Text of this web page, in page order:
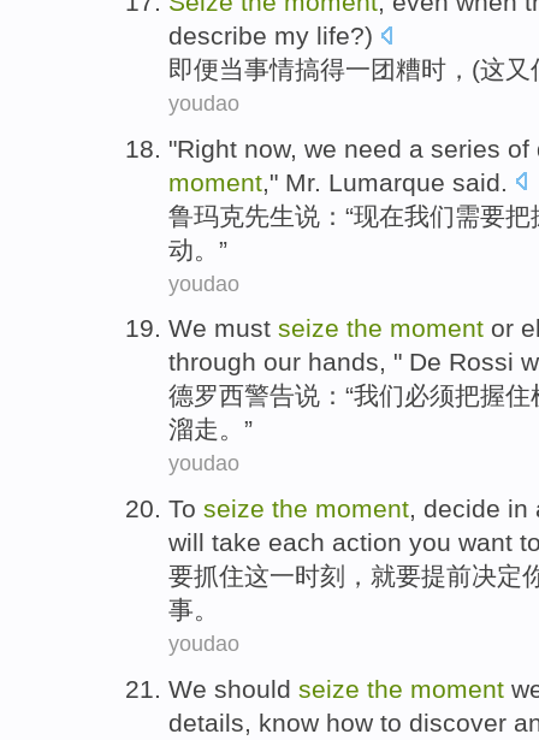
describe my life?)
即便当事情搞得一团糟时，(这又
youdao
"Right now, we need a series of
moment ," Mr. Lumarque said.
鲁玛克先生说：“现在我们需要把
动 。”
youdao
We must seize the moment or
through our hands, " De Rossi
德罗西警告说：“我们必须把握住
溜走。”
youdao
To seize the moment, decide in
will take each action you want
要抓住这一时刻 ，就要提前决定
事。
youdao
We should seize the moment
details, know how to discover